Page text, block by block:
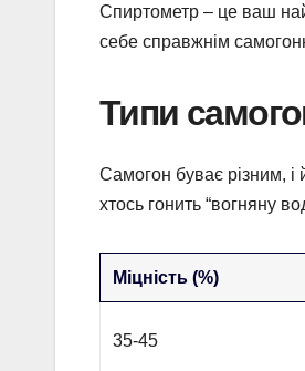
Спиртометр – це ваш
себе справжнім
Типи
Самогон буває різним, і
хтось гонить “вогняну
Міцність (%)
35-45